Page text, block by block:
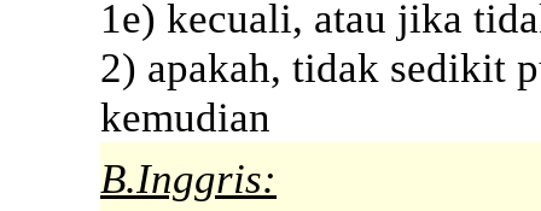
1e) kecuali, atau jika
2) apakah, tidak sedikit
kemudian
B.Inggris: